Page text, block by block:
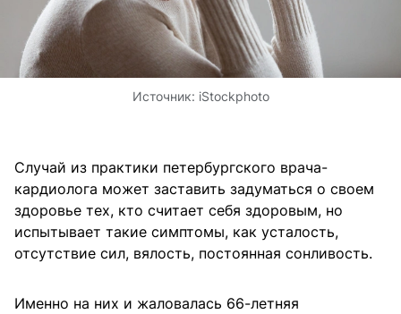
Источник: iStockphoto
Случай из практики петербургского врача-
кардиолога может заставить задуматься о своем
здоровье тех, кто считает себя здоровым, но
испытывает такие симптомы, как усталость,
отсутствие сил, вялость, постоянная сонливость.
Именно на них и жаловалась 66-летняя